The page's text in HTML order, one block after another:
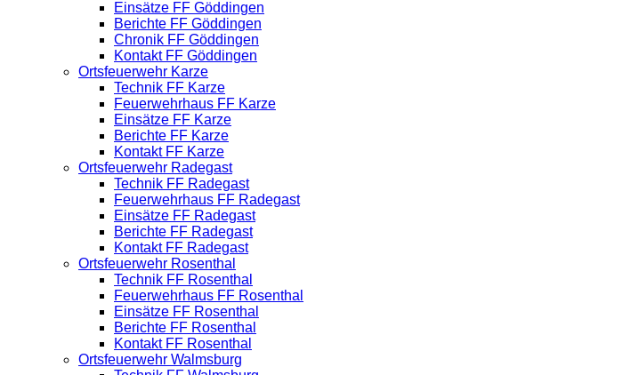
Einsätze FF Göddingen
Berichte FF Göddingen
Chronik FF Göddingen
Kontakt FF Göddingen
Ortsfeuerwehr Karze
Technik FF Karze
Feuerwehrhaus FF Karze
Einsätze FF Karze
Berichte FF Karze
Kontakt FF Karze
Ortsfeuerwehr Radegast
Technik FF Radegast
Feuerwehrhaus FF Radegast
Einsätze FF Radegast
Berichte FF Radegast
Kontakt FF Radegast
Ortsfeuerwehr Rosenthal
Technik FF Rosenthal
Feuerwehrhaus FF Rosenthal
Einsätze FF Rosenthal
Berichte FF Rosenthal
Kontakt FF Rosenthal
Ortsfeuerwehr Walmsburg